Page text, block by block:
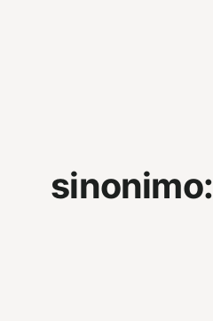
sinonimo: